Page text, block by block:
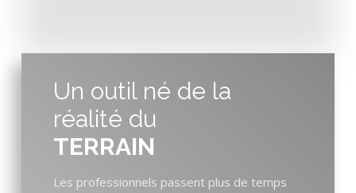
Un outil né de la
réalité du
TERRAIN
Les professionnels passent plus de temps